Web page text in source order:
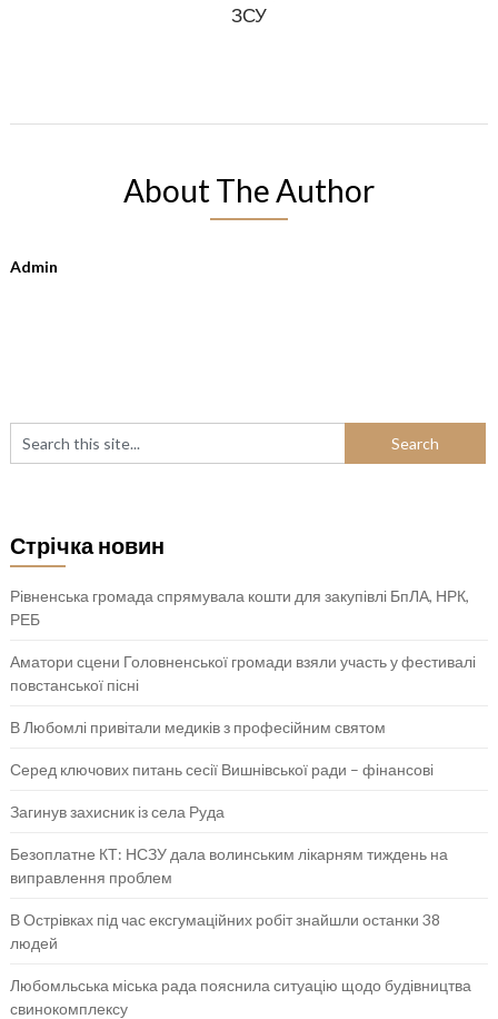
ЗСУ
About The Author
Admin
Стрічка новин
Рівненська громада спрямувала кошти для закупівлі БпЛА, НРК,
РЕБ
Аматори сцени Головненської громади взяли участь у фестивалі
повстанської пісні
В Любомлі привітали медиків з професійним святом
Серед ключових питань сесії Вишнівської ради – фінансові
Загинув захисник із села Руда
Безоплатне КТ: НСЗУ дала волинським лікарням тиждень на
виправлення проблем
В Острівках під час ексгумаційних робіт знайшли останки 38
людей
Любомльська міська рада пояснила ситуацію щодо будівництва
свинокомплексу